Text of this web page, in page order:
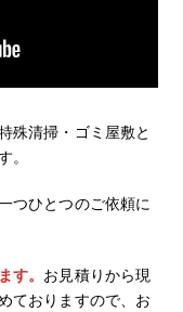
殊清掃・ゴミ屋敷と
。
つひとつのご依頼に
。 お見積りから現
ておりますので、お